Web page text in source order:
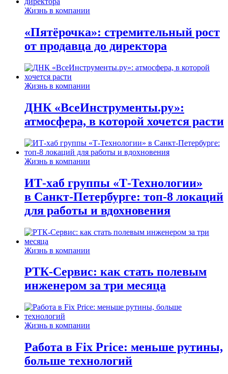
Жизнь в компании
«Пятёрочка»: стремительный рост
от продавца до директора
Жизнь в компании
ДНК «ВсеИнструменты.ру»:
атмосфера, в которой хочется расти
Жизнь в компании
ИТ-хаб группы «Т-Технологии»
в Санкт-Петербурге: топ-8 локаций
для работы и вдохновения
Жизнь в компании
РТК-Сервис: как стать полевым
инженером за три месяца
Жизнь в компании
Работа в Fix Price: меньше рутины,
больше технологий